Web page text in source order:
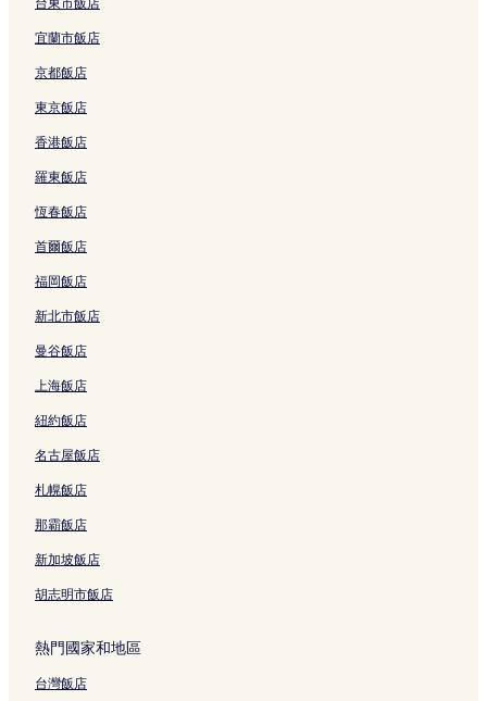
r
e
H
o
t
e
的
結
n
h
的
連
結
宜蘭市飯店
京都飯店
東京飯店
香港飯店
羅東飯店
恆春飯店
首爾飯店
福岡飯店
新北市飯店
曼谷飯店
上海飯店
紐約飯店
名古屋飯店
札幌飯店
那霸飯店
新加坡飯店
胡志明市飯店
熱門國家和地區
台灣飯店